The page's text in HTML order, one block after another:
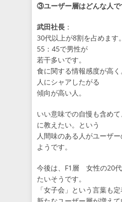
③ユーザー層はどんな人で
武田社長 ：
30代以上が8割を占めます
55：45で男性が
若干多いです。
食に関する情報感度が高く
人にシャアしたがる
傾向が高い人。
いい意味での自慢も含め
に教えたい。という
人間味のある人がユーザ
ようです。
今後は、F1層 女性の20
たいそうです。
「女子会」という言葉も定